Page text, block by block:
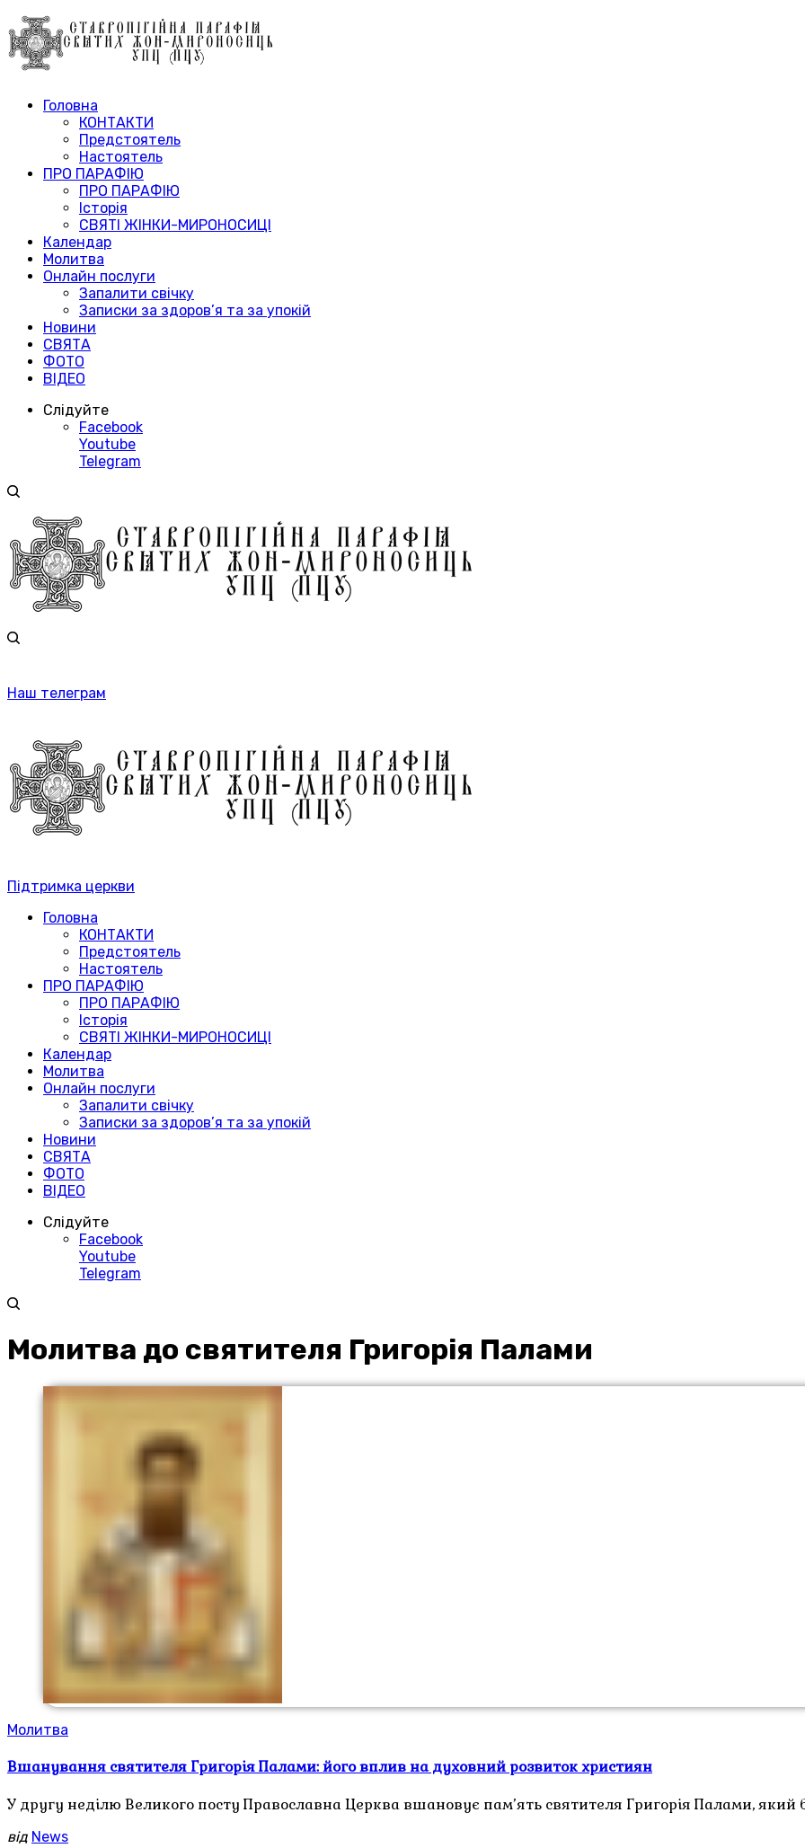
Головна
КОНТАКТИ
Предстоятель
Настоятель
ПРО ПАРАФІЮ
ПРО ПАРАФІЮ
Історія
СВЯТІ ЖІНКИ-МИРОНОСИЦІ
Календар
Молитва
Онлайн послуги
Запалити свічку
Записки за здоров’я та за упокій
Новини
СВЯТА
ФОТО
ВІДЕО
Слідуйте
Facebook
Youtube
Telegram
Наш телеграм
Підтримка церкви
Головна
КОНТАКТИ
Предстоятель
Настоятель
ПРО ПАРАФІЮ
ПРО ПАРАФІЮ
Історія
СВЯТІ ЖІНКИ-МИРОНОСИЦІ
Календар
Молитва
Онлайн послуги
Запалити свічку
Записки за здоров’я та за упокій
Новини
СВЯТА
ФОТО
ВІДЕО
Слідуйте
Facebook
Youtube
Telegram
Молитва до святителя Григорія Палами
Молитва
Вшанування святителя Григорія Палами: його вплив на духовний розвиток християн
У другу неділю Великого посту Православна Церква вшановує пам’ять святителя Григорія Палами, який
від News